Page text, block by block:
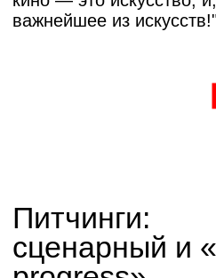
заинтересовались проектом»,
— отметила Виктория Цурюпа,
выпускница Института кино.